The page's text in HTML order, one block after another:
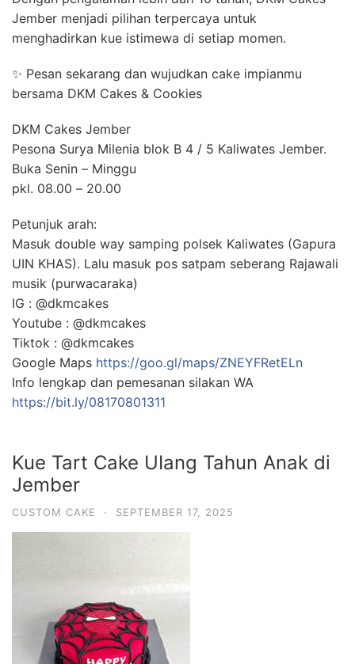
Jember menjadi pilihan terpercaya untuk
menghadirkan kue istimewa di setiap momen.
✨ Pesan sekarang dan wujudkan cake impianmu
bersama DKM Cakes & Cookies
DKM Cakes Jember
Pesona Surya Milenia blok B 4 / 5 Kaliwates Jember.
Buka Senin – Minggu
pkl. 08.00 – 20.00
Petunjuk arah:
Masuk double way samping polsek Kaliwates (Gapura
UIN KHAS). Lalu masuk pos satpam seberang Rajawali
musik (purwacaraka)
IG : @dkmcakes
Youtube : @dkmcakes
Tiktok : @dkmcakes
Google Maps https://goo.gl/maps/ZNEYFRetELn
Info lengkap dan pemesanan silakan WA
https://bit.ly/08170801311
Kue Tart Cake UIang Tahun Anak di
Jember
CUSTOM CAKE · SEPTEMBER 17, 2025